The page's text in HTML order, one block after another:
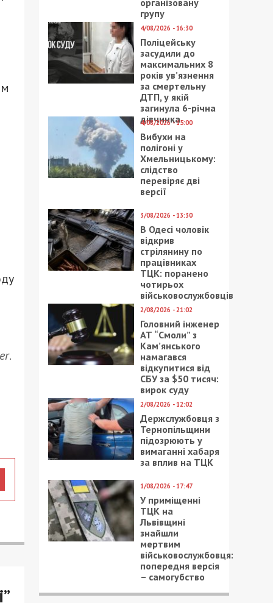
.
групу
4/08/2026 - 16:30
Поліцейську
засудили до
максимальних 8
років ув’язнення
за смертельну
ДТП, у якій
загинула 6-річна
дівчинка
4/08/2026 - 15:00
Вибухи на
полігоні у
Хмельницькому:
слідство
перевіряє дві
версії
3/08/2026 - 13:30
В Одесі чоловік
відкрив
стрілянину по
працівниках
ТЦК: поранено
чотирьох
військовослужбовців
2/08/2026 - 21:02
Головний інженер
АТ “Смоли” з
Кам’янського
намагався
відкупитися від
СБУ за $50 тисяч:
вирок суду
2/08/2026 - 12:02
Держслужбовця з
Тернопільщини
підозрюють у
вимаганні хабаря
за вплив на ТЦК
1/08/2026 - 17:47
У приміщенні
ТЦК на
Львівщині
знайшли
мертвим
військовослужбовця:
попередня версія
– самогубство